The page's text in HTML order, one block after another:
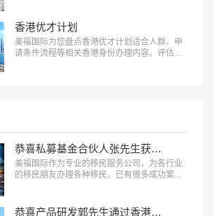
香港优才计划
美福国际为您盘点香港优才计划适合人群、申
请条件流程等相关香港身份办理内容。评估了
恭喜私募基金合伙人张先生获得香港优才签证！
美福国际作为专业的移民服务公司，为各行业
的移民朋友办理各种移民，已有很多成功案
恭喜产品研发郭先生通过香港高端人才通行证计划！